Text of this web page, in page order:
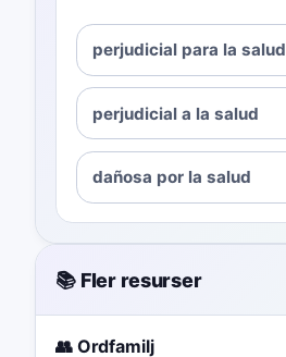
perjudicial para la salud
perjudicial a la salud
dañosa por la salud
📚 Fler resurser
👥 Ordfamilj